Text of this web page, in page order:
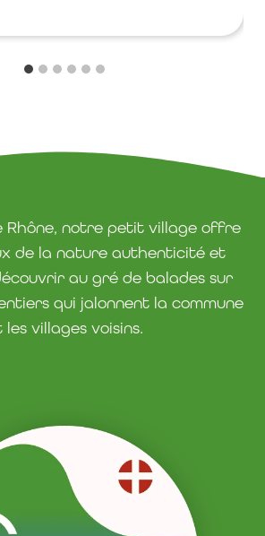
Rhône, notre petit village offre
de la nature authenticité et
au gré de balades sur
qui jalonnent la commune
les villages voisins.